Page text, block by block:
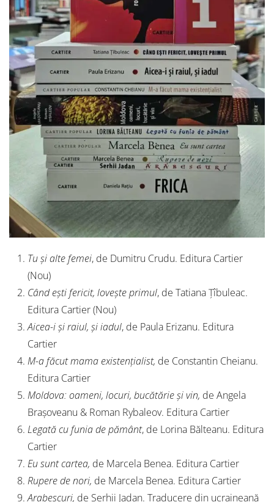
Tu și alte femei, de Dumitru Crudu. Editura Cartier
(Nou)
Când ești fericit, lovește primul, de Tatiana Țîbuleac.
Editura Cartier (Nou)
Aicea-i și raiul, și iadul, de Paula Erizanu. Editura
Cartier
M-a făcut mama existențialist, de Constantin Cheianu.
Editura Cartier
Moldova: oameni, locuri, bucătărie și vin, de Angela
Brașoveanu & Roman Rybaleov. Editura Cartier
Legată cu funia de pământ, de Lorina Bălteanu. Editura
Cartier
Eu sunt cartea, de Marcela Benea. Editura Cartier
Rupere de nori, de Marcela Benea. Editura Cartier
Arabescuri, de Serhii Jadan. Traducere din ucraineană